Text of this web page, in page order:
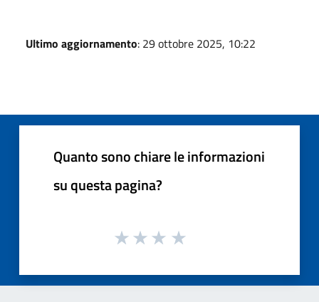
Ultimo aggiornamento: 29 ottobre 2025, 10:22
Quanto sono chiare le informazioni
su questa pagina?